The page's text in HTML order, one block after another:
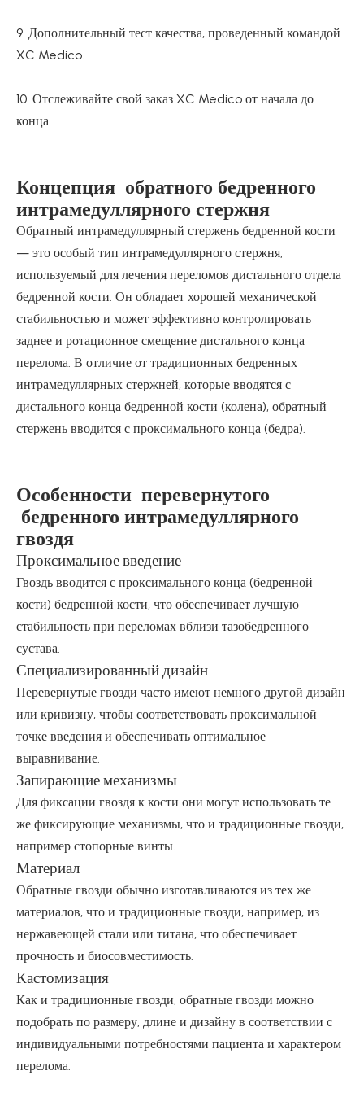
9. Дополнительный тест качества, проведенный командой
XC Medico.
10. Отслеживайте свой заказ XC Medico от начала до
конца.
Концепция обратного бедренного
интрамедуллярного стержня
Обратный интрамедуллярный стержень бедренной кости
— это особый тип интрамедуллярного стержня,
используемый для лечения переломов дистального отдела
бедренной кости. Он обладает хорошей механической
стабильностью и может эффективно контролировать
заднее и ротационное смещение дистального конца
перелома. В отличие от традиционных бедренных
интрамедуллярных стержней, которые вводятся с
дистального конца бедренной кости (колена), обратный
стержень вводится с проксимального конца (бедра).
Особенности перевернутого
бедренного интрамедуллярного
гвоздя
Проксимальное введение
Гвоздь вводится с проксимального конца (бедренной
кости) бедренной кости, что обеспечивает лучшую
стабильность при переломах вблизи тазобедренного
сустава.
Специализированный дизайн
Перевернутые гвозди часто имеют немного другой дизайн
или кривизну, чтобы соответствовать проксимальной
точке введения и обеспечивать оптимальное
выравнивание.
Запирающие механизмы
Для фиксации гвоздя к кости они могут использовать те
же фиксирующие механизмы, что и традиционные гвозди,
например стопорные винты.
Материал
Обратные гвозди обычно изготавливаются из тех же
материалов, что и традиционные гвозди, например, из
нержавеющей стали или титана, что обеспечивает
прочность и биосовместимость.
Кастомизация
Как и традиционные гвозди, обратные гвозди можно
подобрать по размеру, длине и дизайну в соответствии с
индивидуальными потребностями пациента и характером
перелома.